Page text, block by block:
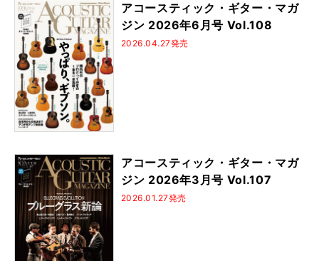
アコースティック・ギター・マガ
ジン 2026年6月号 Vol.108
2026.04.27発売
アコースティック・ギター・マガ
ジン 2026年3月号 Vol.107
2026.01.27発売